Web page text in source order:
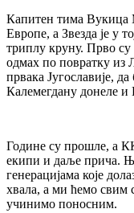
Капитен тима Вукица
Европе, а Звезда је у
триплу круну. Прво су
одмах по повратку из
првака Југославије,
Калемегдану донеле и
Године су прошле, а
екипи и даље прича.
генерацијама које
хвала, а ми ћемо свим
учинимо поносним.